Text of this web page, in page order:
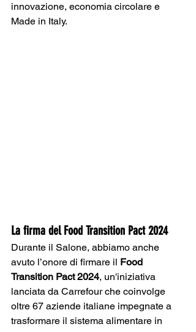
innovazione, economia circolare e
Made in Italy.
La firma del Food Transition Pact 2024
Durante il Salone, abbiamo anche
avuto l’onore di firmare il Food
Transition Pact 2024, un'iniziativa
lanciata da Carrefour che coinvolge
oltre 67 aziende italiane impegnate a
trasformare il sistema alimentare in